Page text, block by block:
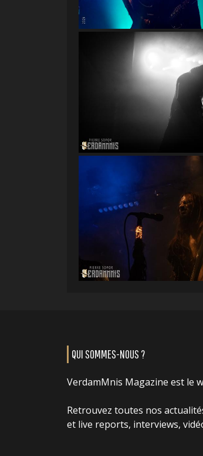
QUI SOMMES-NOUS ?
VerdamMnis Magazine est le
Retrouvez toutes nos
et live reports, interviews,